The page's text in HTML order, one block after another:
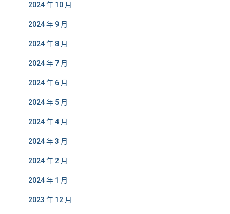
2024 年 10 月
2024 年 9 月
2024 年 8 月
2024 年 7 月
2024 年 6 月
2024 年 5 月
2024 年 4 月
2024 年 3 月
2024 年 2 月
2024 年 1 月
2023 年 12 月